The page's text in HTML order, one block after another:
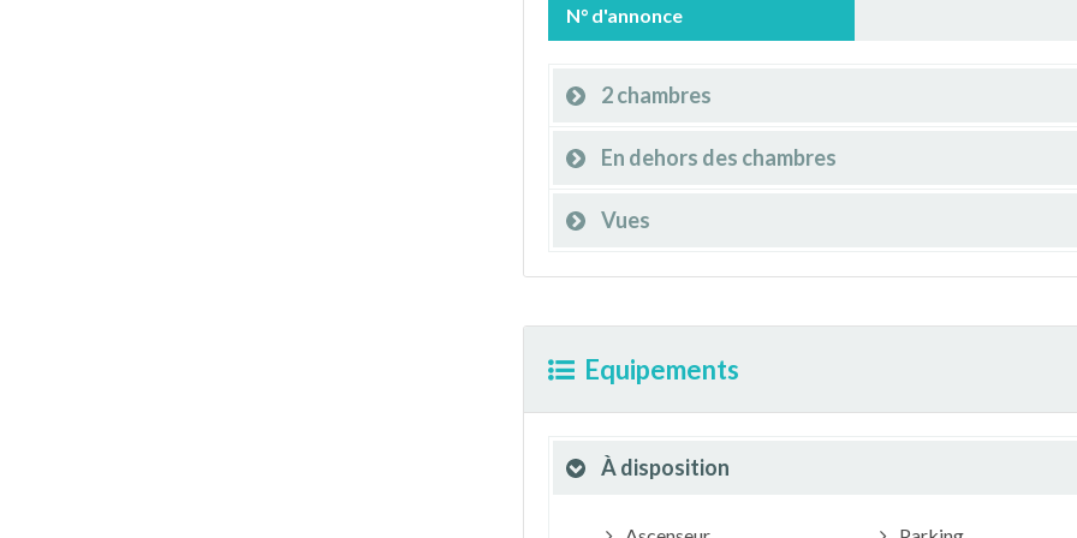
N° d'annonce
2 chambres
En dehors des chambres
Vues
Equipements
À disposition